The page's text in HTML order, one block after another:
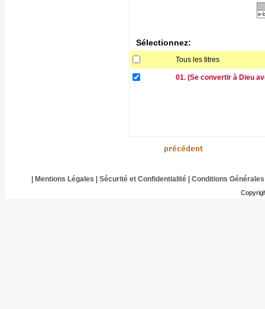
e-
Sélectionnez:
Tous les titres
01. (Se convertir à Dieu
Mentions Légales Sécurité et Confidentialité| Conditions Générales